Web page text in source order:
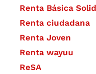
Renta Básica
Renta ciudadana
Renta Joven
Renta wayuu
ReSA